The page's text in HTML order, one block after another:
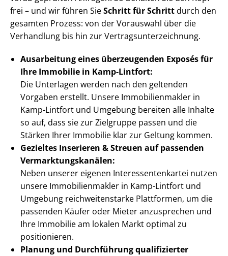
frei – und wir führen SieSchritt für Schrittdurch den
gesamten Prozess: von der Vorauswahl über die
Verhandlung bis hin zur Ver­trags­un­ter­zeich­nung.
Ausarbeitung eines überzeugenden Exposés für
Ihre Immobilie in Kamp-Lintfort:
Die Unterlagen werden nach den geltenden
Vorgaben erstellt. Unsere Im­mo­bi­li­en­mak­ler in
Kamp-Lintfort und Umgebung bereiten alle Inhalte
so auf, dass sie zur Zielgruppe passen und die
Stärken Ihrer Immobilie klar zur Geltung kommen.
Gezieltes Inserieren & Streuen auf passenden
Ver­mark­tungs­ka­nä­len:
Neben unserer eigenen In­ter­es­sen­ten­kar­tei nutzen
unsere Im­mo­bi­li­en­mak­ler in Kamp-Lintfort und
Umgebung reich­wei­ten­star­ke Plattformen, um die
passenden Käufer oder Mieter anzusprechen und
Ihre Immobilie am lokalen Markt optimal zu
positionieren.
Planung und Durchführung qualifizierter